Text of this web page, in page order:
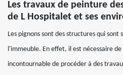
Les travaux de peinture
de L Hospitalet et ses
Les pignons sont des structures qui
l'immeuble. En effet, il est nécessaire
incontournable de procéder à des